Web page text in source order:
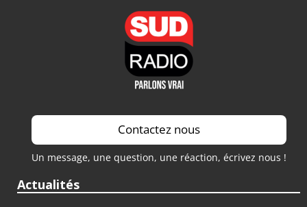
Contactez nous
Un message, une question, une réaction, écrivez nous !
Actualités